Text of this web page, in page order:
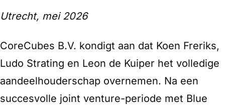
Utrecht, mei 2026
CoreCubes B.V. kondigt aan dat Koen Freriks,
Ludo Strating en Leon de Kuiper het volledige
aandeelhouderschap overnemen. Na een
succesvolle joint venture-periode met Blue